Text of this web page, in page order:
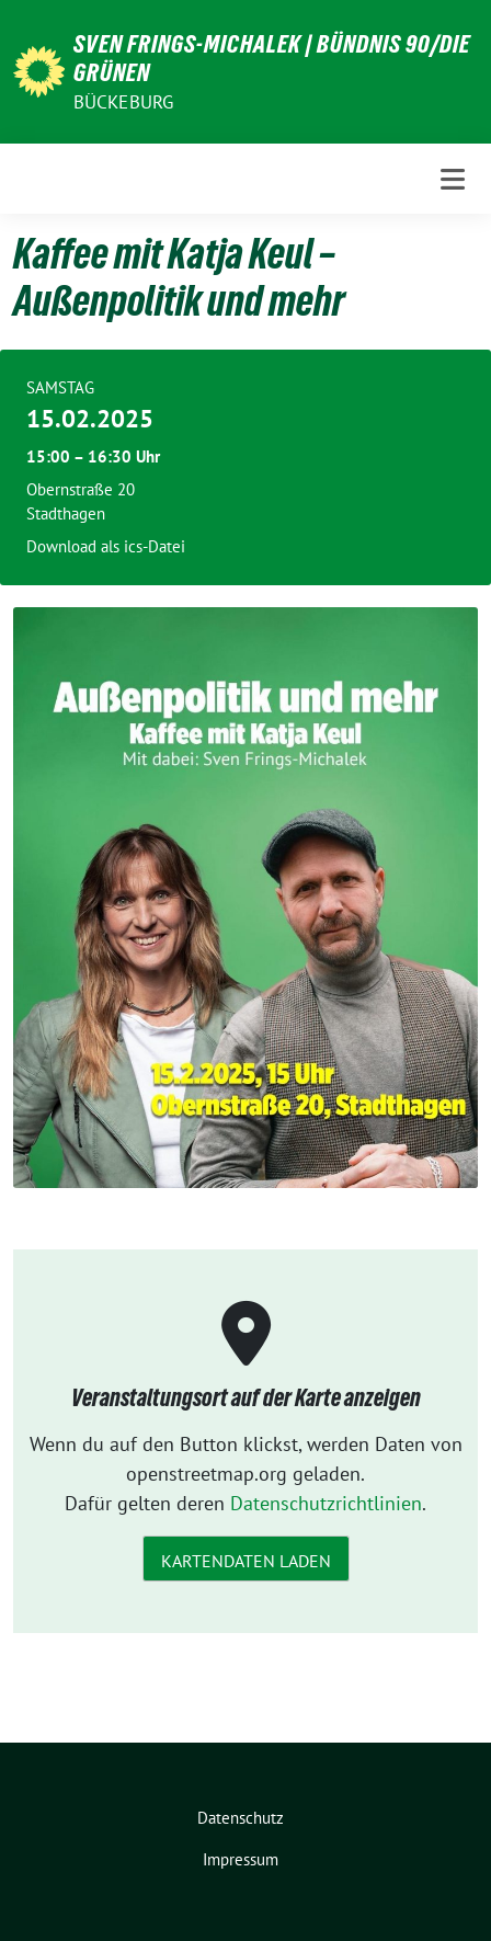
zum
Inhalt
SVEN FRINGS-MICHALEK | BÜNDNIS 90/DIE
GRÜNEN
BÜCKEBURG
Kaffee mit Katja Keul –
Außenpolitik und mehr
SAMSTAG
15.02.2025
15:00 – 16:30 Uhr
Obernstraße 20
Stadthagen
Download als ics-Datei
Veranstaltungsort auf der Karte anzeigen
Wenn du auf den Button klickst, werden Daten von
openstreetmap.org geladen.
Dafür gelten deren Datenschutzrichtlinien.
KARTENDATEN LADEN
Datenschutz
Impressum